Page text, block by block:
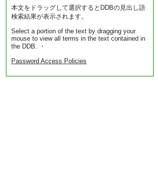
本文をドラッグして選択するとDDBの見出し語
検索結果が表示されます。
Select a portion of the text by dragging your
mouse to view all terms in the text contained in
the DDB. ・
Password Access Policies